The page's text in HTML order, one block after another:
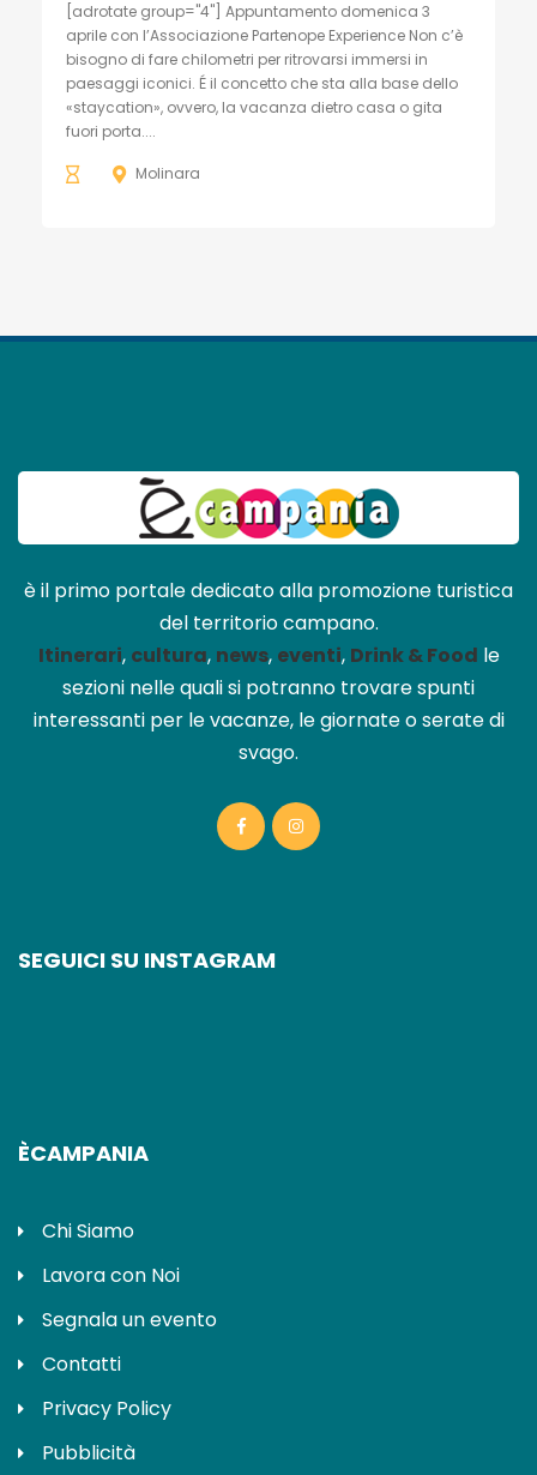
[adrotate group="4"] Appuntamento domenica 3
aprile con l’Associazione Partenope Experience Non c’è
bisogno di fare chilometri per ritrovarsi immersi in
paesaggi iconici. É il concetto che sta alla base dello
«staycation», ovvero, la vacanza dietro casa o gita
fuori porta....
Molinara
è il primo portale dedicato alla promozione turistica
del territorio campano.
Itinerari, cultura, news, eventi, Drink & Food le
sezioni nelle quali si potranno trovare spunti
interessanti per le vacanze, le giornate o serate di
svago.
SEGUICI SU INSTAGRAM
ÈCAMPANIA
Chi Siamo
Lavora con Noi
Segnala un evento
Contatti
Privacy Policy
Pubblicità